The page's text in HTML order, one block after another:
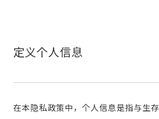
定义个人信息
在本隐私政策中，个人信息是指与生